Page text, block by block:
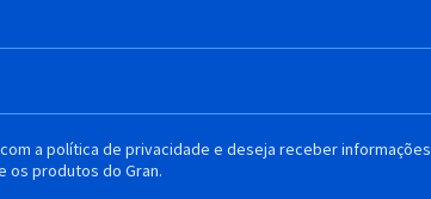
a política de privacidade e deseja receber informações
os produtos do Gran.